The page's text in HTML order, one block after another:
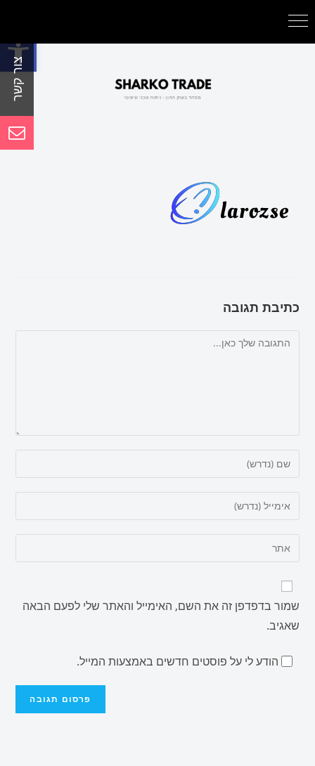
פתח סרגל נגישות
כתיבת תגובה
שמור בדפדפן זה את השם, האימייל והאתר שלי לפעם הבאה
שאגיב.
הודע לי על פוסטים חדשים באמצעות המייל.